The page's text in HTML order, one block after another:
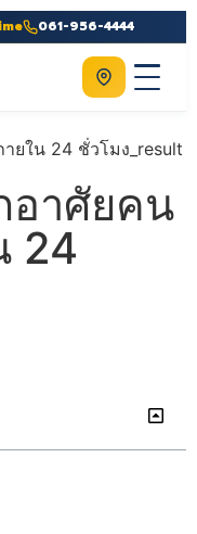
061-956-4444
ติดต่อเรา
อาศัยคน
24